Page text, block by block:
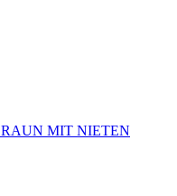
MIT NIETEN